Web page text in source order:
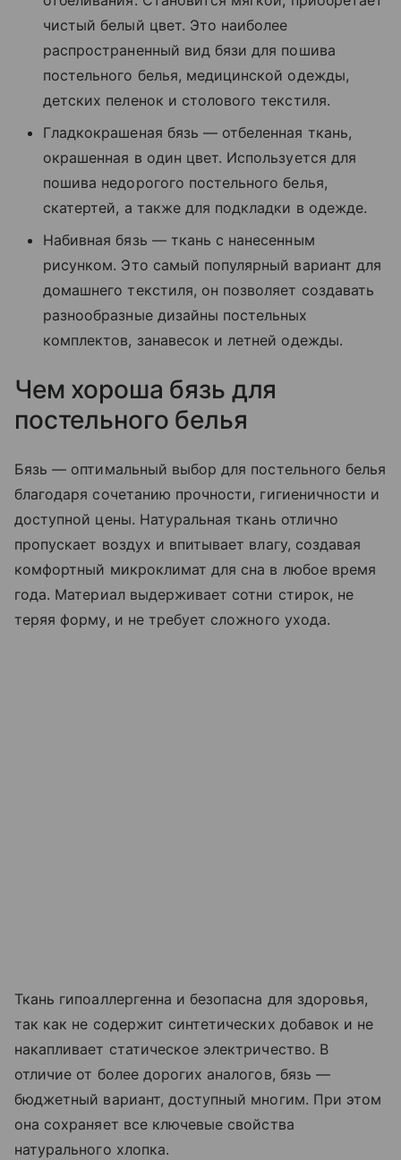
чистый белый цвет. Это наиболее
распространенный вид бязи для пошива
постельного белья, медицинской одежды,
детских пеленок и столового текстиля.
Гладкокрашеная бязь — отбеленная ткань,
окрашенная в один цвет. Используется для
пошива недорогого постельного белья,
скатертей, а также для подкладки в одежде.
Набивная бязь — ткань с нанесенным
рисунком. Это самый популярный вариант для
домашнего текстиля, он позволяет создавать
разнообразные дизайны постельных
комплектов, занавесок и летней одежды.
Чем хороша бязь для
постельного белья
Бязь — оптимальный выбор для постельного белья
благодаря сочетанию прочности, гигиеничности и
доступной цены. Натуральная ткань отлично
пропускает воздух и впитывает влагу, создавая
комфортный микроклимат для сна в любое время
года. Материал выдерживает сотни стирок, не
теряя форму, и не требует сложного ухода.
Ткань гипоаллергенна и безопасна для здоровья,
так как не содержит синтетических добавок и не
накапливает статическое электричество. В
отличие от более дорогих аналогов, бязь —
бюджетный вариант, доступный многим. При этом
она сохраняет все ключевые свойства
натурального хлопка.